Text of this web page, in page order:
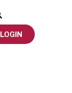
LOGIN